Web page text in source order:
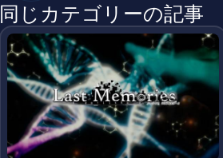
同じカテゴリーの記事